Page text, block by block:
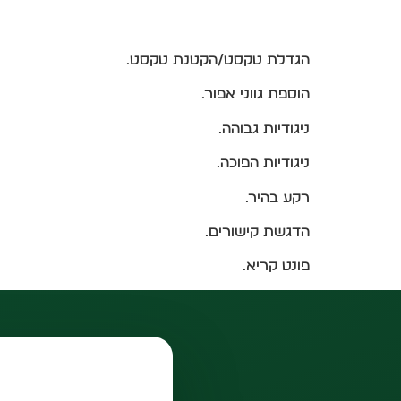
הגדלת טקסט/הקטנת טקסט.
הוספת גווני אפור.
ניגודיות גבוהה.
ניגודיות הפוכה.
רקע בהיר.
הדגשת קישורים.
פונט קריא.